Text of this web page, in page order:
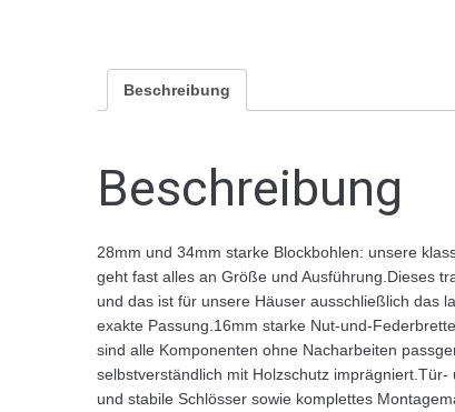
Beschreibung
Beschreibung
28mm und 34mm starke Blockbohlen: unsere
geht fast alles an Größe und Ausführung.Dieses
und das ist für unsere Häuser ausschließlich das
exakte Passung.16mm starke Nut-und-
sind alle Komponenten ohne Nacharbeiten
selbstverständlich mit Holzschutz
und stabile Schlösser sowie komplettes